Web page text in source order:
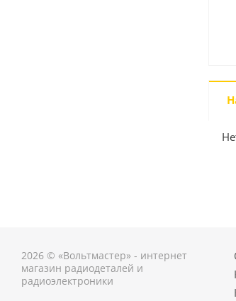
2026 © «Вольтмастер» - интернет
магазин радиодеталей и
радиоэлектроники